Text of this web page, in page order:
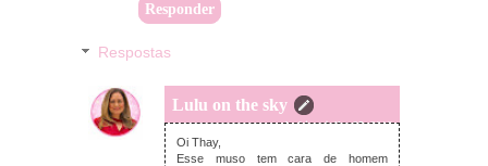
Responder
Respostas
Lulu on the sky
segunda-feira, julho 25, 2016
Oi Thay,
Esse muso tem cara de homem